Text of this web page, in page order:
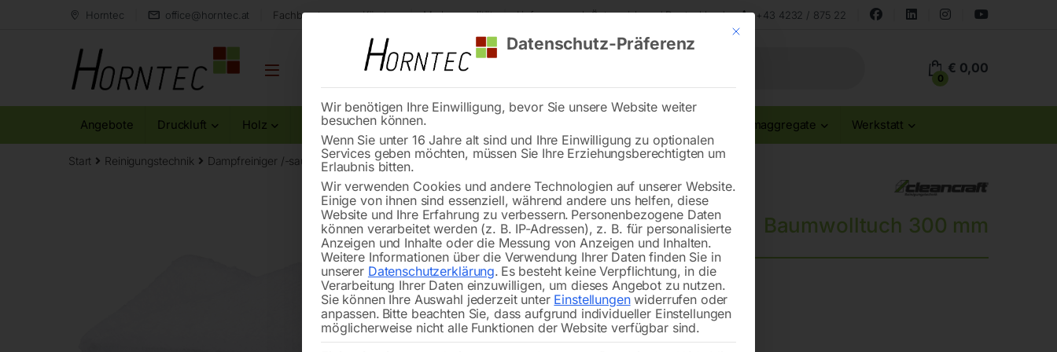
Horntec office@horntec.at Fachberatung aus Kärnten Markenqualität Lieferung nach Österreich und Deutschland +43 4232 / 875 22
0
€ 0,00
Angebote Druckluft Holz Metall Reinigung Stromaggregate Werkstatt
Start Reinigungstechnik Dampfreiniger /-sauger Baumwolltuch 300 mm
🔍
Baumwolltuch 300 mm
für Dampfreiniger SG 34
Mit diesem Button wird der Dialog geschlossen. Seine Funktionalität ist
Datenschutz-Präferenz
Wir benötigen Ihre Einwilligung, bevor Sie unsere Website weiter
besuchen können.
Wenn Sie unter 16 Jahre alt sind und Ihre Einwilligung zu optionalen
Services geben möchten, müssen Sie Ihre Erziehungsberechtigten um
Erlaubnis bitten.
Wir verwenden Cookies und andere Technologien auf unserer Website.
Einige von ihnen sind essenziell, während andere uns helfen, diese
Website und Ihre Erfahrung zu verbessern. Personenbezogene Daten
können verarbeitet werden (z. B. IP-Adressen), z. B. für personalisierte
Anzeigen und Inhalte oder die Messung von Anzeigen und Inhalten.
Weitere Informationen über die Verwendung Ihrer Daten finden Sie in
unserer Datenschutzerklärung. Es besteht keine Verpflichtung, in die
Verarbeitung Ihrer Daten einzuwilligen, um dieses Angebot zu nutzen.
Sie können Ihre Auswahl jederzeit unter Einstellungenwiderrufen oder
anpassen. Bitte beachten Sie, dass aufgrund individueller Einstellungen
möglicherweise nicht alle Funktionen der Website verfügbar sind.